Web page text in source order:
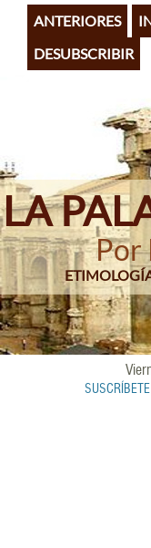
Pasar
contenido
principal
ANTERIORES
DESUBSCRIBIR
LA
Por